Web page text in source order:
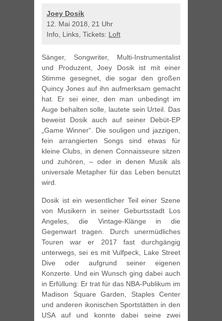
Joey Dosik
12. Mai 2018, 21 Uhr
Info, Links, Tickets: Loft
Sänger, Songwriter, Multi-Instrumentalist
und Produzent, Joey Dosik ist mit einer
Stimme gesegnet, die sogar den großen
Quincy Jones auf ihn aufmerksam gemacht
hat. Er sei einer, den man unbedingt im
Auge behalten solle, lautete sein Urteil. Das
beweist Dosik auch auf seiner Debüt-EP
„Game Winner“. Die souligen und jazzigen,
fein arrangierten Songs sind etwas für
kleine Clubs, in denen Connaisseure sitzen
und zuhören, – oder in denen Musik als
universale Metapher für das Leben benutzt
wird.
Dosik ist ein wesentlicher Teil einer Szene
von Musikern in seiner Geburtsstadt Los
Angeles, die Vintage-Klänge in die
Gegenwart tragen. Durch unermüdliches
Touren war er 2017 fast durchgängig
unterwegs, sei es mit Vulfpeck, Lake Street
Dive oder aufgrund seiner eigenen
Konzerte. Und ein Wunsch ging dabei auch
in Erfüllung: Er trat für das NBA-Publikum im
Madison Square Garden, Staples Center
und anderen ikonischen Sportstätten in den
USA auf und konnte dabei seine zwei